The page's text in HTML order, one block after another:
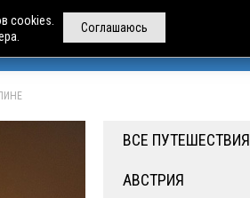
АРЕНДА АВТОБУСОВ
ВСЕ ПУТЕШЕСТВИЯ
АВСТРИЯ
Соглашаюсь
cookies.